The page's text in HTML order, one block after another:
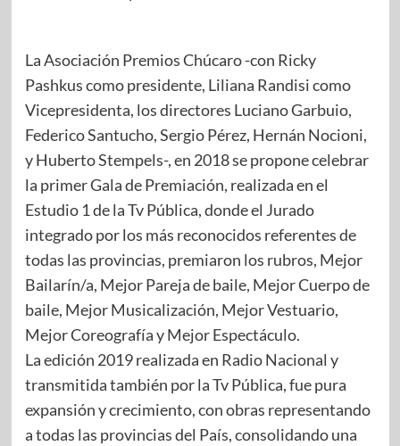
La Asociación Premios Chúcaro -con Ricky
Pashkus como presidente, Liliana Randisi como
Vicepresidenta, los directores Luciano Garbuio,
Federico Santucho, Sergio Pérez, Hernán Nocioni,
y Huberto Stempels-, en 2018 se propone celebrar
la primer Gala de Premiación, realizada en el
Estudio 1 de la Tv Pública, donde el Jurado
integrado por los más reconocidos referentes de
todas las provincias, premiaron los rubros, Mejor
Bailarín/a, Mejor Pareja de baile, Mejor Cuerpo de
baile, Mejor Musicalización, Mejor Vestuario,
Mejor Coreografía y Mejor Espectáculo.
La edición 2019 realizada en Radio Nacional y
transmitida también por la Tv Pública, fue pura
expansión y crecimiento, con obras representando
a todas las provincias del País, consolidando una